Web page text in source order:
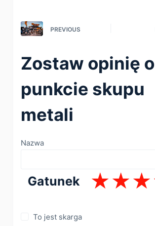
PREVIOUS
Zostaw opinię o
punkcie skupu
metali
Nazwa
Gatunek
To jest skarga